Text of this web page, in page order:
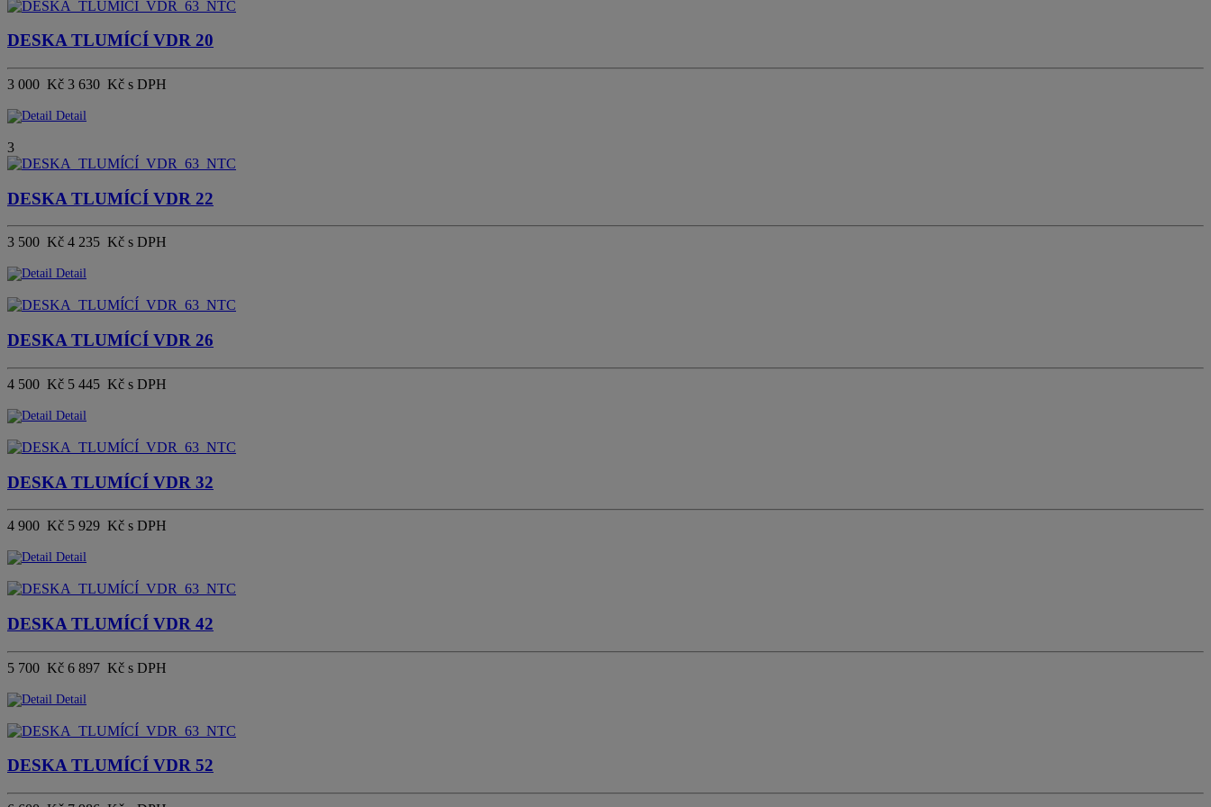
DESKA TLUMÍCÍ VDR 20
3 000 Kč 3 630 Kč s DPH
Detail
3
DESKA TLUMÍCÍ VDR 22
3 500 Kč 4 235 Kč s DPH
Detail
DESKA TLUMÍCÍ VDR 26
4 500 Kč 5 445 Kč s DPH
Detail
DESKA TLUMÍCÍ VDR 32
4 900 Kč 5 929 Kč s DPH
Detail
DESKA TLUMÍCÍ VDR 42
5 700 Kč 6 897 Kč s DPH
Detail
DESKA TLUMÍCÍ VDR 52